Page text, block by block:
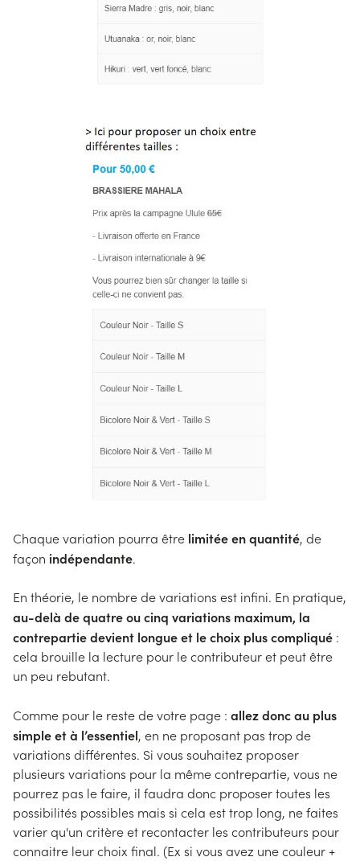
Chaque variation pourra être limitée en quantité, de
façon indépendante.
En théorie, le nombre de variations est infini. En pratique,
au-delà de quatre ou cinq variations maximum, la
contrepartie devient longue et le choix plus compliqué :
cela brouille la lecture pour le contributeur et peut être
un peu rebutant.
Comme pour le reste de votre page : allez donc au plus
simple et à l’essentiel, en ne proposant pas trop de
variations différentes. Si vous souhaitez proposer
plusieurs variations pour la même contrepartie, vous ne
pourrez pas le faire, il faudra donc proposer toutes les
possibilités possibles mais si cela est trop long, ne faites
varier qu'un critère et recontacter les contributeurs pour
connaitre leur choix final. (Ex si vous avez une couleur +